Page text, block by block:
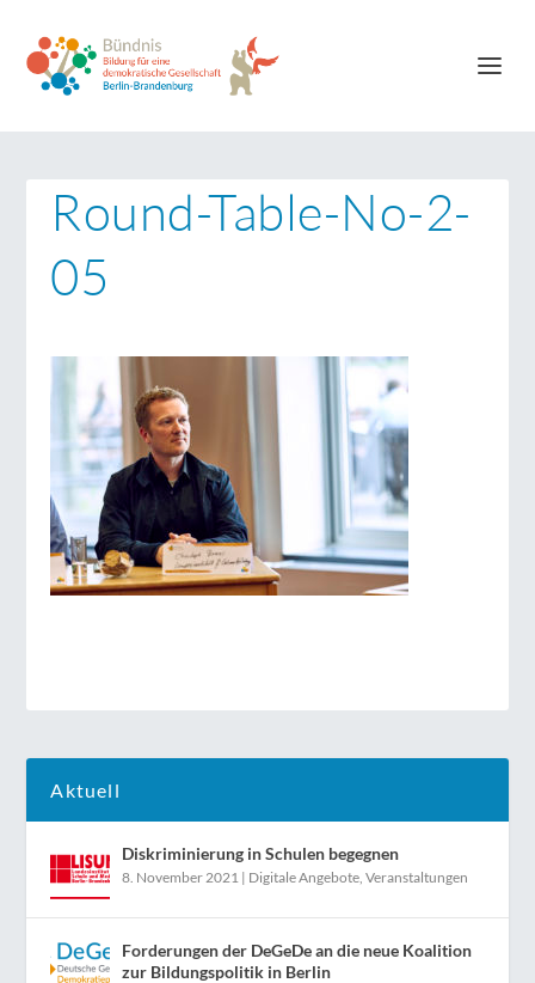
Round-Table-No-2-
05
Aktuell
Diskriminierung in Schulen begegnen
8. November 2021 | Digitale Angebote ,Veranstaltungen
Forderungen der DeGeDe an die neue Koalition
zur Bildungspolitik in Berlin